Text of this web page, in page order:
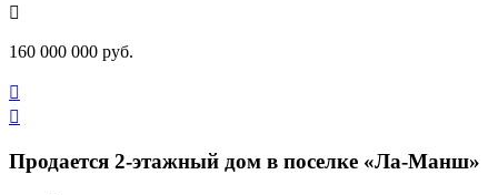

160 000 000 руб.


Продается 2-этажный дом в поселке «Ла-Манш»